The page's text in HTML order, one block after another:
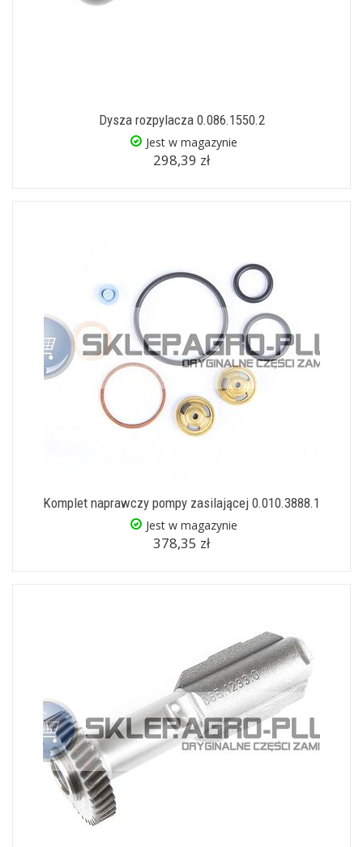
Dysza rozpylacza 0.086.1550.2
Jest w magazynie
298,39 zł
Komplet naprawczy pompy zasilającej 0.010.3888.1
Jest w magazynie
378,35 zł